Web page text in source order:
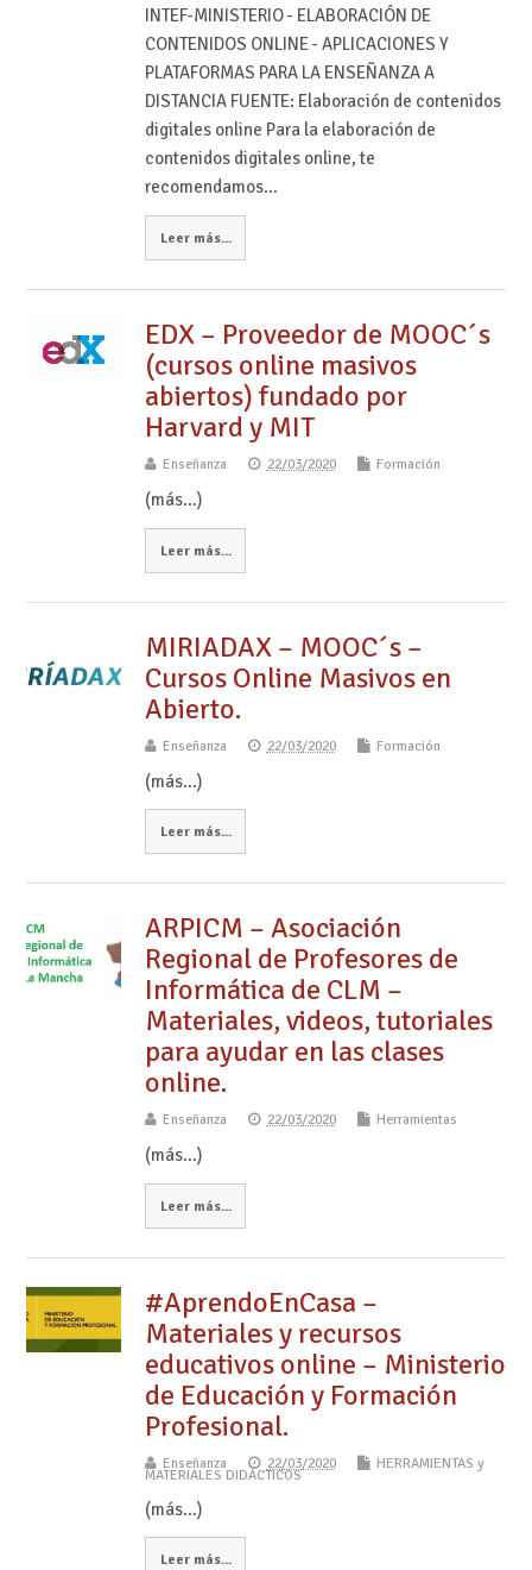
INTEF-MINISTERIO - ELABORACIÓN DE
CONTENIDOS ONLINE - APLICACIONES Y
PLATAFORMAS PARA LA ENSEÑANZA A
DISTANCIA FUENTE: Elaboración de contenidos
digitales online Para la elaboración de
contenidos digitales online, te
recomendamos…
Leer más...
EDX – Proveedor de MOOC´s
(cursos online masivos
abiertos) fundado por
Harvard y MIT
Enseñanza 22/03/2020 Formación
(más…)
Leer más...
MIRIADAX – MOOC´s –
Cursos Online Masivos en
Abierto.
Enseñanza 22/03/2020 Formación
(más…)
Leer más...
ARPICM – Asociación
Regional de Profesores de
Informática de CLM –
Materiales, videos, tutoriales
para ayudar en las clases
online.
Enseñanza 22/03/2020 Herramientas
(más…)
Leer más...
#AprendoEnCasa –
Materiales y recursos
educativos online – Ministerio
de Educación y Formación
Profesional.
Enseñanza 22/03/2020 HERRAMIENTAS y
MATERIALES DIDÁCTICOS
(más…)
Leer más...